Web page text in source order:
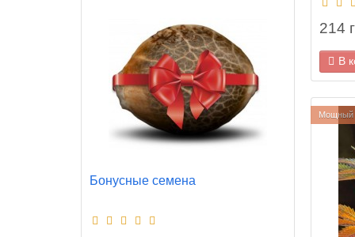
Бонусные семена
100
В
Язык
214
В
Мощный